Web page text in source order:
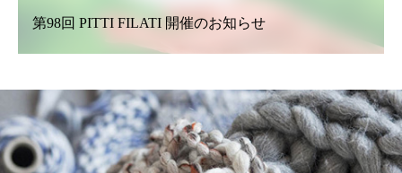
第98回 PITTI FILATI 開催のお知らせ